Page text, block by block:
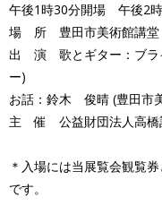
午後1時30分開場 午後2
場 所 豊田市美術館講堂
出 演 歌とギター：ブラ
ー)
お話：鈴木 俊晴 (豊田市
主 催 公益財団法人高橋
＊入場には当展覧会観覧
です。